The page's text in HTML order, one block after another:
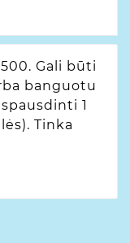
Gali būti
banguotu
1
Tinka